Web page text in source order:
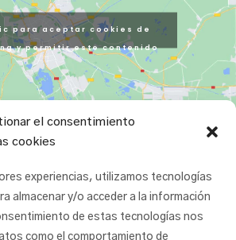
el consentimiento
cookies
experiencias, utilizamos tecnologías
almacenar y/o acceder a la información
de estas tecnologías nos
como el comportamiento de
para aceptar cookies de
y permitir este contenido